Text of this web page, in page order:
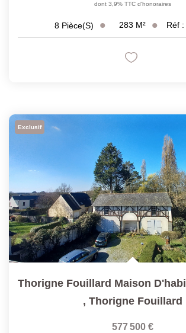
dont 3,9% TTC d'honoraires
8 Pièce(s) 283 M² Réf :
Exclusif
, Thorigne Fouillard
577 500 €